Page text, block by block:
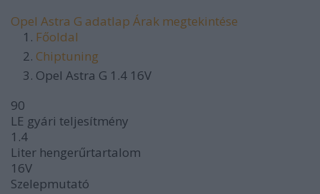
Opel Astra G adatlap Árak megtekintése
Főoldal
Chiptuning
Opel Astra G 1.4 16V
90
LE gyári teljesítmény
1.4
Liter hengerűrtartalom
16V
Szelepmutató